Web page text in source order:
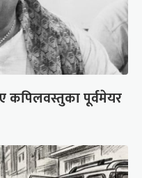
कपिलवस्तुका पूर्वमेयर